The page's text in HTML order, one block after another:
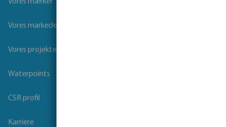
Vores markeder
Vores projekter
Waterpoints
CSR profil
Karriere